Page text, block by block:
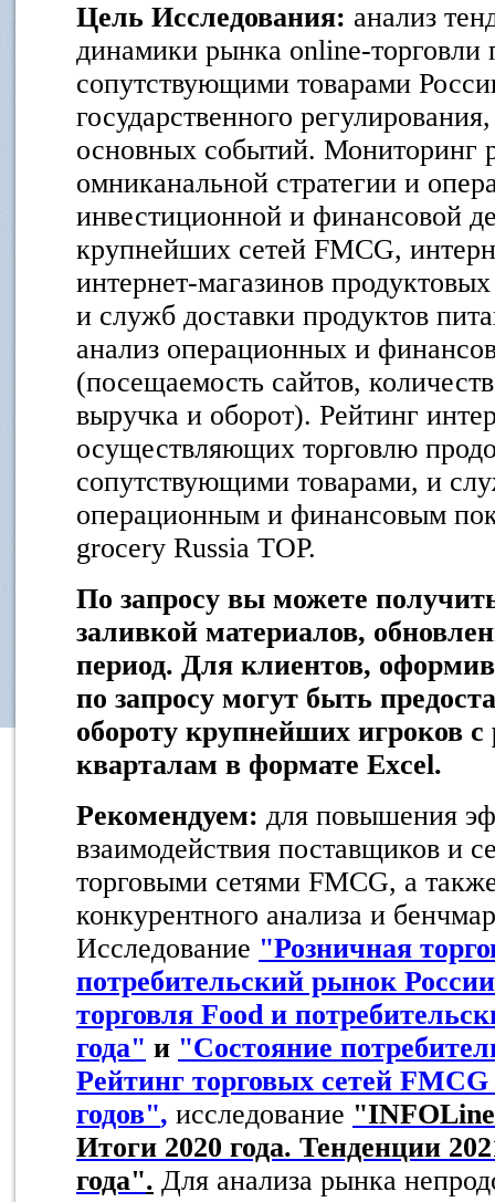
Цель Исследования: анализ
динамики рынка online-торговли
сопутствующими товарами
государственного
основных событий. Мониторинг
омниканальной стратегии и
инвестиционной и финансовой
крупнейших сетей FMCG,
интернет-магазинов
и служб доставки продуктов
анализ операционных и
(посещаемость сайтов,
выручка и оборот). Рейтинг
осуществляющих торговлю
сопутствующими товарами, и
операционным и финансовым
grocery Russia TOP.
По запросу вы можете
заливкой материалов,
период. Для клиентов,
по запросу могут быть
обороту крупнейших игроков с
кварталам в формате Excel.
Рекомендуем: для повышения
взаимодействия поставщиков и
торговыми сетями FMCG, а
конкурентного анализа и
Исследование "Розничная
потребительский рынок
торговля Food и
года" и "Состояние
Рейтинг торговых сетей
годов", исследование
Итоги 2020 года. Тенденции
года". Для анализа рынка